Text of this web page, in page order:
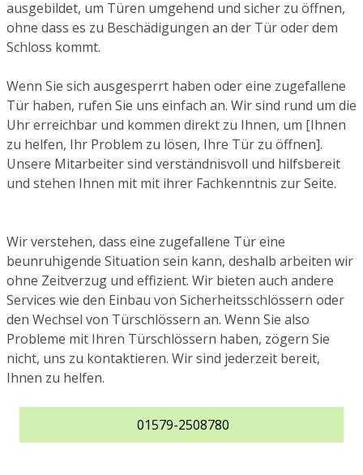
ausgebildet, um Türen umgehend und sicher zu öffnen,
ohne dass es zu Beschädigungen an der Tür oder dem
Schloss kommt.
Wenn Sie sich ausgesperrt haben oder eine zugefallene
Tür haben, rufen Sie uns einfach an. Wir sind rund um die
Uhr erreichbar und kommen direkt zu Ihnen, um [Ihnen
zu helfen, Ihr Problem zu lösen, Ihre Tür zu öffnen].
Unsere Mitarbeiter sind verständnisvoll und hilfsbereit
und stehen Ihnen mit mit ihrer Fachkenntnis zur Seite.
Wir verstehen, dass eine zugefallene Tür eine
beunruhigende Situation sein kann, deshalb arbeiten wir
ohne Zeitverzug und effizient. Wir bieten auch andere
Services wie den Einbau von Sicherheitsschlössern oder
den Wechsel von Türschlössern an. Wenn Sie also
Probleme mit Ihren Türschlössern haben, zögern Sie
nicht, uns zu kontaktieren. Wir sind jederzeit bereit,
Ihnen zu helfen.
01579-2508780